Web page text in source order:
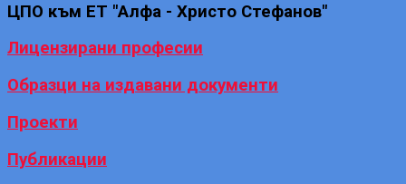
ЦПО към ЕТ "Алфа - Христо Стефанов"
Лицензирани професии
Образци на издавани документи
Проекти
Публикации